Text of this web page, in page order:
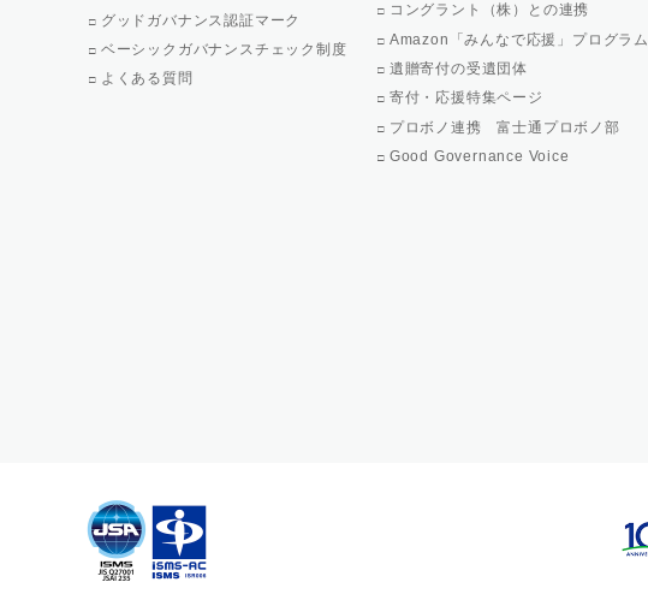
グッドガバナンス認証マーク
ベーシックガバナンスチェック制度
よくある質問
コングラント（株）との連携
Amazon「みんなで応援」プログラム
遺贈寄付の受遺団体
寄付・応援特集ページ
プロボノ連携 富士通プロボノ部
Good Governance Voice